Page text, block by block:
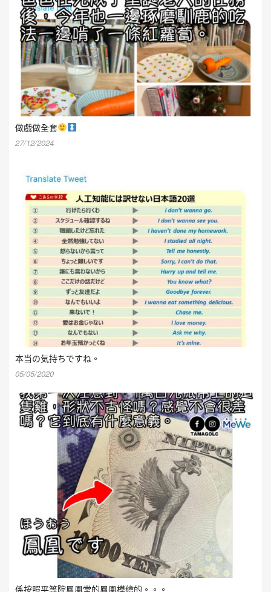
做戲做全套
27/12/2024
本当の気持ちですね。
05/05/2020
係按照平等院鳳凰堂的鳳凰模繪的。。。